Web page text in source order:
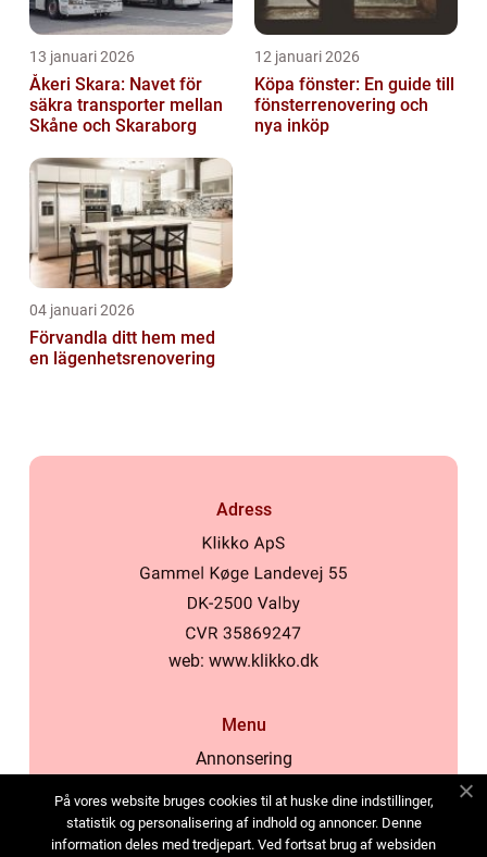
13 januari 2026
Åkeri Skara: Navet för
säkra transporter mellan
Skåne och Skaraborg
12 januari 2026
Köpa fönster: En guide till
fönsterrenovering och
nya inköp
04 januari 2026
Förvandla ditt hem med
en lägenhetsrenovering
Adress
web: www.klikko.dk
Menu
Annonsering
Cookies
Kontakta oss
På vores website bruges cookies til at huske dine indstillinger,
statistik og personalisering af indhold og annoncer. Denne
information deles med tredjepart. Ved fortsat brug af websiden